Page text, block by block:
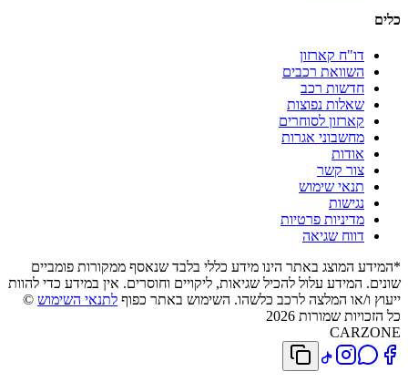
כלים
דו"ח קארזון
השוואת רכבים
חדשות רכב
שאלות נפוצות
קארזון לסוחרים
מחשבוני אגרות
אודות
צור קשר
תנאי שימוש
נגישות
מדיניות פרטיות
דווח שגיאה
*המידע המוצג באתר הינו מידע כללי בלבד שנאסף ממקורות פומביים
שונים. המידע עלול להכיל שגיאות, ליקויים וחוסרים. אין במידע כדי להוות
ייעוץ ו/או המלצה לרכב כלשהו. השימוש באתר כפוף לתנאי השימוש ©
כל הזכויות שמורות 2026
CARZONE